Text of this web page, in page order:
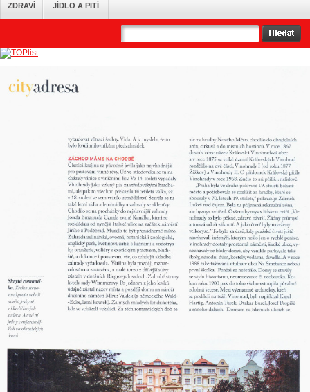
ZDRAVÍ JÍDLO A PITÍ